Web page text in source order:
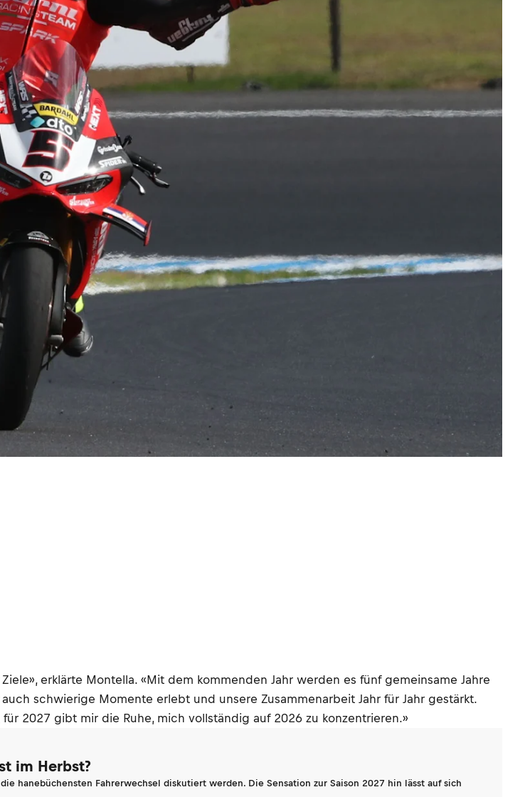
erklärte Montella. «Mit dem kommenden Jahr werden es fünf gemeinsame Jahre
schwierige Momente erlebt und unsere Zusammenarbeit Jahr für Jahr gestärkt.
2027 gibt mir die Ruhe, mich vollständig auf 2026 zu konzentrieren.»
im Herbst?
hanebüchensten Fahrerwechsel diskutiert werden. Die Sensation zur Saison 2027 hin lässt auf sich